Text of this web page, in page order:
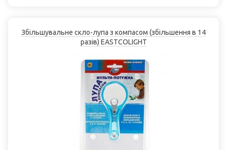
Збільшувальне скло-лупа з компасом (збільшення в 14
разів) EASTCOLІGHT